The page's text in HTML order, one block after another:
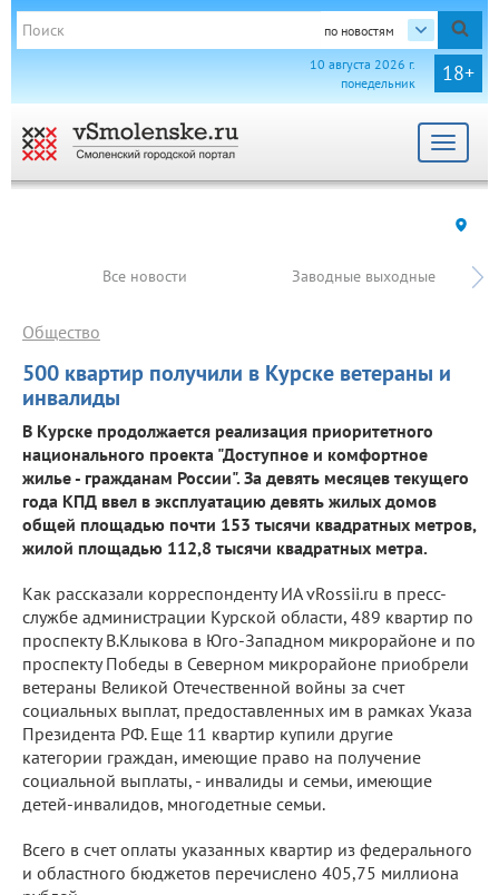
по новостям
18+
10 августа 2026 г.
понедельник
Toggle
Все новости Заводные выходные
500 квартир получили в Курске ветераны и
инвалиды
Общество
В Курске продолжается реализация приоритетного
национального проекта "Доступное и комфортное
жилье - гражданам России". За девять месяцев текущего
года КПД ввел в эксплуатацию девять жилых домов
общей площадью почти 153 тысячи квадратных метров,
жилой площадью 112,8 тысячи квадратных метра.
Как рассказали корреспонденту ИА vRossii.ru в пресс-
службе администрации Курской области, 489 квартир по
проспекту В.Клыкова в Юго-Западном микрорайоне и по
проспекту Победы в Северном микрорайоне приобрели
ветераны Великой Отечественной войны за счет
социальных выплат, предоставленных им в рамках Указа
Президента РФ. Еще 11 квартир купили другие
категории граждан, имеющие право на получение
социальной выплаты, - инвалиды и семьи, имеющие
детей-инвалидов, многодетные семьи.
Всего в счет оплаты указанных квартир из федерального
и областного бюджетов перечислено 405,75 миллиона